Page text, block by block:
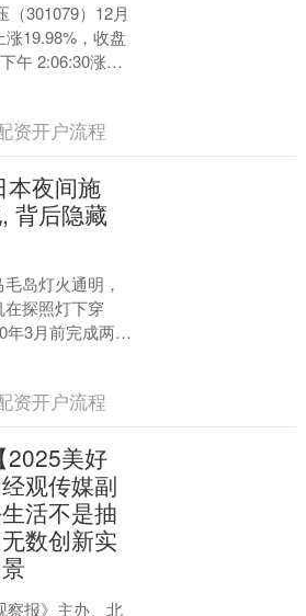
（301079）12月
19.98%，收盘
午 2:06:30涨
资开户流程
本夜间施
背后隐藏
岛灯火通明，
探照灯下穿
年3月前完成两条
施，将施工强
资开户流程
2025美好
观传媒副
活不是抽
数创新实
察报》主办、北